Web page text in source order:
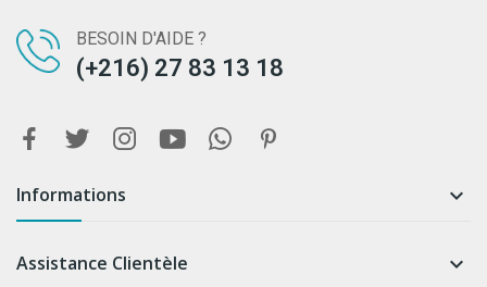
BESOIN D'AIDE ?
(+216) 27 83 13 18
Informations 
Assistance Clientèle 